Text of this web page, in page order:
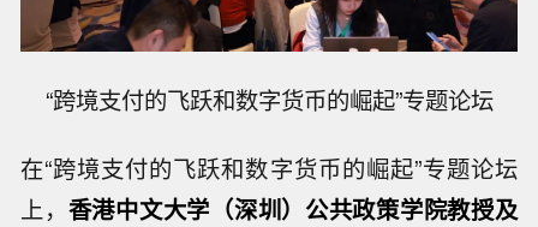
“跨境支付的飞跃和数字货币的崛起”专题论坛
在“跨境支付的飞跃和数字货币的崛起”专题论坛
上， 香港中文大学（深圳）公共政策学院教授及